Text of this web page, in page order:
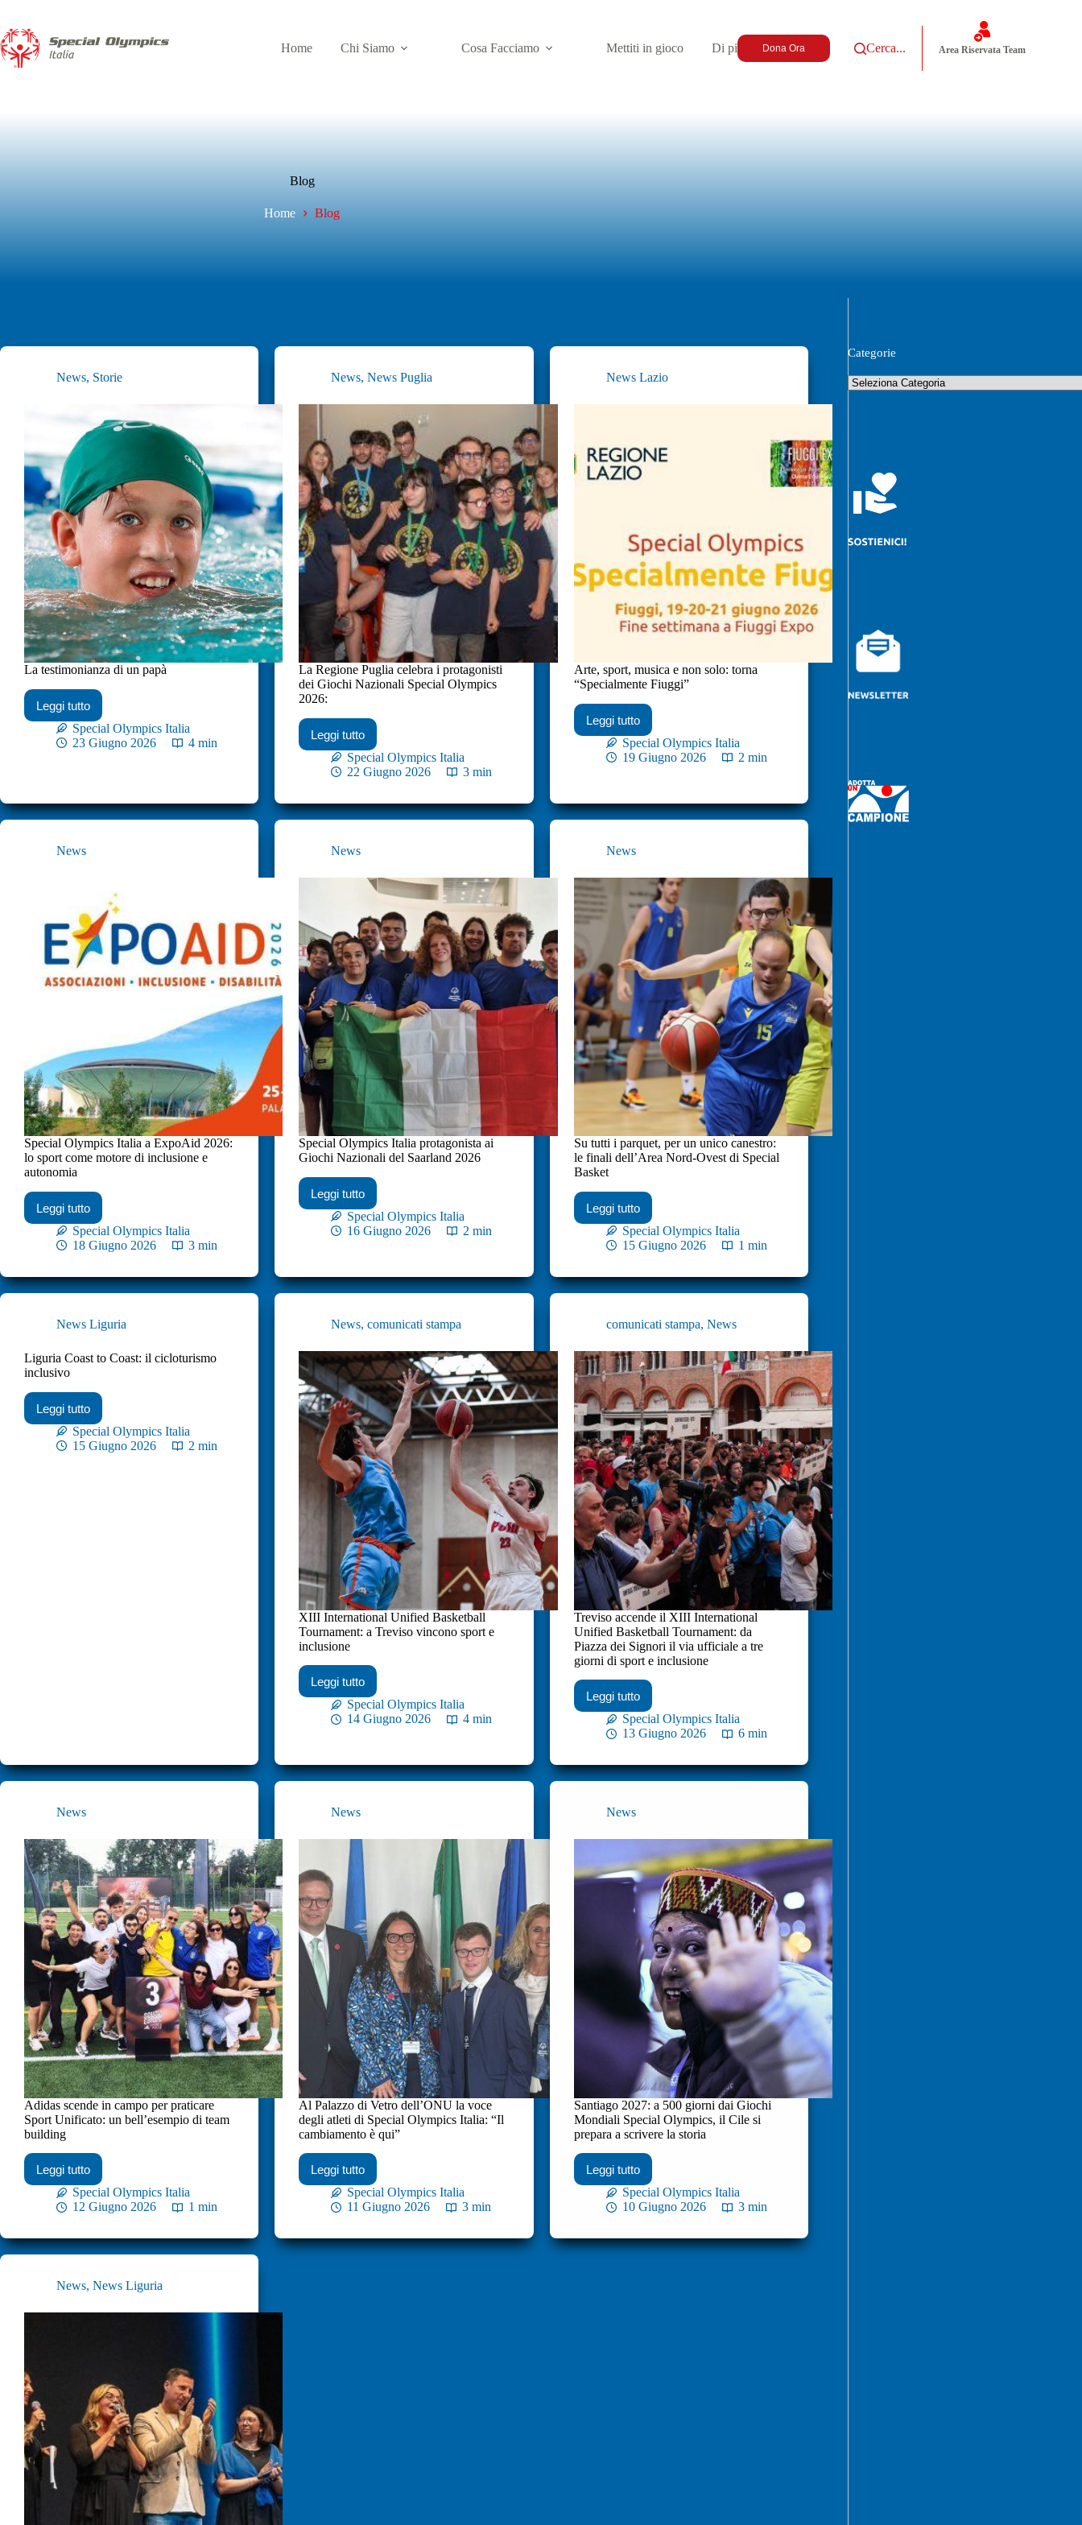
Home Chi Siamo Cosa Facciamo Mettiti in gioco Di più Dona Ora Cerca... Area Riservata Team
Blog
Home Blog
News, Storie
La testimonianza di un papà
Leggi tutto
Special Olympics Italia
23 Giugno 2026
4 min
News,News Puglia
La Regione Puglia celebra i protagonisti
dei Giochi Nazionali Special Olympics
2026:
Leggi tutto
Special Olympics Italia
22 Giugno 2026
3 min
News Lazio
Arte, sport, musica e non solo: torna
“Specialmente Fiuggi”
Leggi tutto
Special Olympics Italia
19 Giugno 2026
2 min
News
Special Olympics Italia a ExpoAid 2026:
lo sport come motore di inclusione e
autonomia
Leggi tutto
Special Olympics Italia
18 Giugno 2026
3 min
News
Special Olympics Italia protagonista ai
Giochi Nazionali del Saarland 2026
Leggi tutto
Special Olympics Italia
16 Giugno 2026
2 min
News
Su tutti i parquet, per un unico canestro:
le finali dell’Area Nord-Ovest di Special
Basket
Leggi tutto
Special Olympics Italia
15 Giugno 2026
1 min
News Liguria
Liguria Coast to Coast: il cicloturismo
inclusivo
Leggi tutto
Special Olympics Italia
15 Giugno 2026
2 min
News,comunicati stampa
XIII International Unified Basketball
Tournament: a Treviso vincono sport e
inclusione
Leggi tutto
Special Olympics Italia
14 Giugno 2026
4 min
comunicati stampa, News
Treviso accende il XIII International
Unified Basketball Tournament: da
Piazza dei Signori il via ufficiale a tre
giorni di sport e inclusione
Leggi tutto
Special Olympics Italia
13 Giugno 2026
6 min
News
Adidas scende in campo per praticare
Sport Unificato: un bell’esempio di team
building
Leggi tutto
Special Olympics Italia
12 Giugno 2026
1 min
News
Al Palazzo di Vetro dell’ONU la voce
degli atleti di Special Olympics Italia: “Il
cambiamento è qui”
Leggi tutto
Special Olympics Italia
11 Giugno 2026
3 min
News
Santiago 2027: a 500 giorni dai Giochi
Mondiali Special Olympics, il Cile si
prepara a scrivere la storia
Leggi tutto
Special Olympics Italia
10 Giugno 2026
3 min
News, News Liguria
Categorie